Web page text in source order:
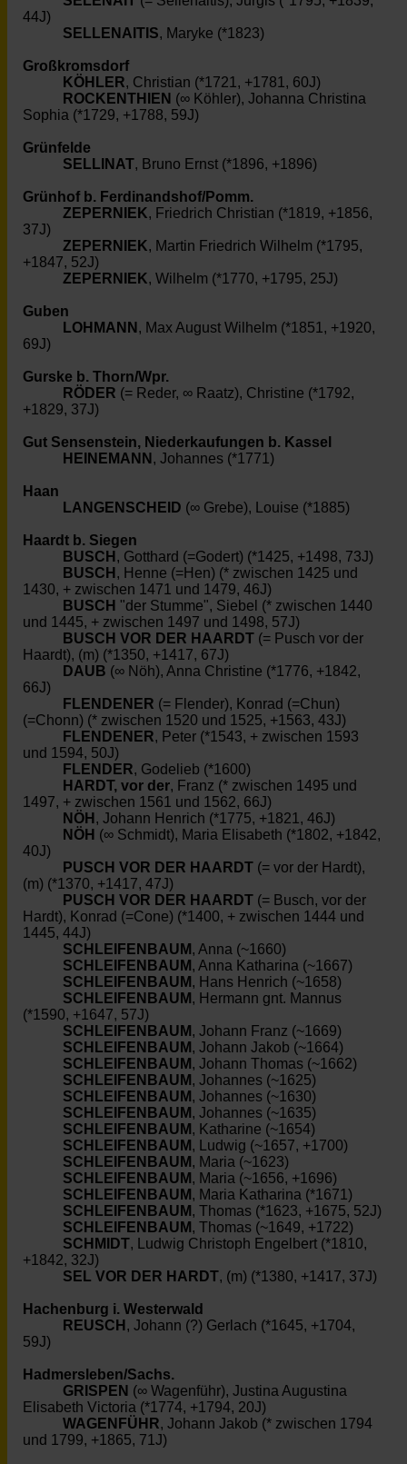
44J)
SELLENAITIS, Maryke (*1823)
Großkromsdorf
KÖHLER, Christian (*1721, +1781, 60J)
ROCKENTHIEN (∞ Köhler), Johanna Christina
Sophia (*1729, +1788, 59J)
Grünfelde
SELLINAT, Bruno Ernst (*1896, +1896)
Grünhof b. Ferdinandshof/Pomm.
ZEPERNIEK, Friedrich Christian (*1819, +1856,
37J)
ZEPERNIEK, Martin Friedrich Wilhelm (*1795,
+1847, 52J)
ZEPERNIEK, Wilhelm (*1770, +1795, 25J)
Guben
LOHMANN , Max August Wilhelm (*1851, +1920,
69J)
Gurske b. Thorn/Wpr.
RÖDER (= Reder, ∞ Raatz), Christine (*1792,
+1829, 37J)
Gut Sensenstein, Niederkaufungen b. Kassel
HEINEMANN , Johannes (*1771)
Haan
LANGENSCHEID (∞ Grebe), Louise (*1885)
Haardt b. Siegen
BUSCH , Gotthard (=Godert) (*1425, +1498, 73J)
BUSCH , Henne (=Hen) (* zwischen 1425 und
1430, + zwischen 1471 und 1479, 46J)
BUSCH "der Stumme", Siebel (* zwischen 1440
und 1445, + zwischen 1497 und 1498, 57J)
BUSCH VOR DER HAARDT (= Pusch vor der
Haardt), (m) (*1350, +1417, 67J)
DAUB (∞ Nöh), Anna Christine (*1776, +1842,
66J)
FLENDENER (= Flender), Konrad (=Chun)
(=Chonn) (* zwischen 1520 und 1525, +1563, 43J)
FLENDENER, Peter (*1543, + zwischen 1593
und 1594, 50J)
FLENDER, Godelieb (*1600)
HARDT, vor der, Franz (* zwischen 1495 und
1497, + zwischen 1561 und 1562, 66J)
NÖH , Johann Henrich (*1775, +1821, 46J)
NÖH (∞ Schmidt), Maria Elisabeth (*1802, +1842,
40J)
PUSCH VOR DER HAARDT (= vor der Hardt),
(m) (*1370, +1417, 47J)
PUSCH VOR DER HAARDT (= Busch, vor der
Hardt), Konrad (=Cone) (*1400, + zwischen 1444 und
1445, 44J)
SCHLEIFENBAUM , Anna (~1660)
SCHLEIFENBAUM , Anna Katharina (~1667)
SCHLEIFENBAUM , Hans Henrich (~1658)
SCHLEIFENBAUM , Hermann gnt. Mannus
(*1590, +1647, 57J)
SCHLEIFENBAUM , Johann Franz (~1669)
SCHLEIFENBAUM , Johann Jakob (~1664)
SCHLEIFENBAUM , Johann Thomas (~1662)
SCHLEIFENBAUM , Johannes (~1625)
SCHLEIFENBAUM , Johannes (~1630)
SCHLEIFENBAUM , Johannes (~1635)
SCHLEIFENBAUM , Katharine (~1654)
SCHLEIFENBAUM , Ludwig (~1657, +1700)
SCHLEIFENBAUM , Maria (~1623)
SCHLEIFENBAUM , Maria (~1656, +1696)
SCHLEIFENBAUM , Maria Katharina (*1671)
SCHLEIFENBAUM , Thomas (*1623, +1675, 52J)
SCHLEIFENBAUM , Thomas (~1649, +1722)
SCHMIDT, Ludwig Christoph Engelbert (*1810,
+1842, 32J)
SEL VOR DER HARDT, (m) (*1380, +1417, 37J)
Hachenburg i. Westerwald
REUSCH , Johann (?) Gerlach (*1645, +1704,
59J)
Hadmersleben/Sachs.
GRISPEN (∞ Wagenführ), Justina Augustina
Elisabeth Victoria (*1774, +1794, 20J)
WAGENFÜHR, Johann Jakob (* zwischen 1794
und 1799, +1865, 71J)